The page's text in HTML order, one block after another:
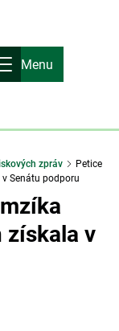
Menu
zpráv
Petice
Senátu podporu
získala v